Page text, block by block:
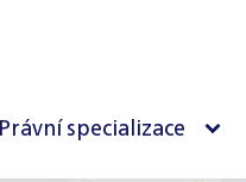
Právní specializace